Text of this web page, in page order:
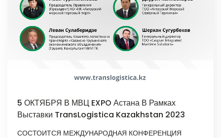
5 ОКТЯБРЯ В МВЦ EXPO Астана В Рамках
Выставки TransLogistica Kazakhstan 2023
СОСТОИТСЯ МЕЖДУНАРОДНАЯ КОНФЕРЕНЦИЯ